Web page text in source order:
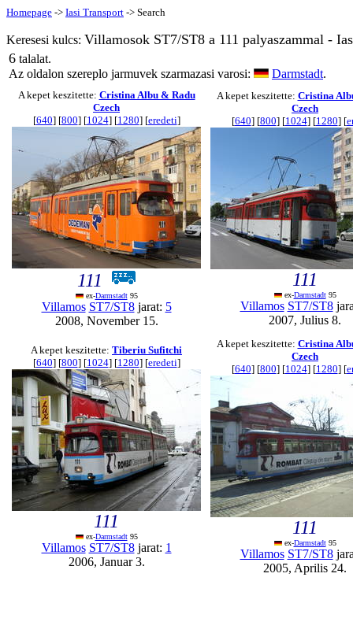
Homepage -> Iasi Transport -> Search
Keresesi kulcs: Villamosok ST7/ST8 a 111 palyaszammal -
6 talalat.
Az oldalon szereplo jarmuvek szarmazasi varosi:
Darmstadt.
A kepet keszitette: Cristina Albu & Radu
Czech
[640] [800] [1024] [1280] [eredeti]
111
ex-Darmstadt95
Villamos ST7/ST8jarat: 5
2008, November 15.
A kepet keszitette: Cristina
Czech
[640] [800] [1024] [1280] [
111
ex-Darmstadt95
Villamos ST7/ST8
2007, Julius 8.
A kepet keszitette: Tiberiu Sufitchi
[640] [800] [1024] [1280] [eredeti]
111
ex-Darmstadt95
Villamos ST7/ST8jarat: 1
2006, Januar 3.
A kepet keszitette: Cristina
Czech
[640] [800] [1024] [1280] [
111
ex-Darmstadt95
Villamos ST7/ST8
2005, Aprilis 24.